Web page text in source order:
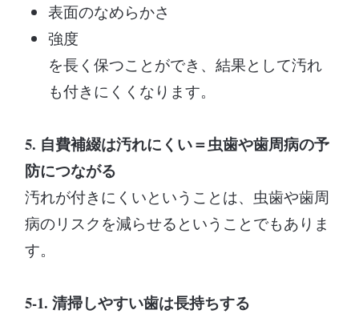
表面のなめらかさ
強度
を長く保つことができ、結果として汚れ
も付きにくくなります。
5. 自費補綴は汚れにくい＝虫歯や歯周病の予
防につながる
汚れが付きにくいということは、虫歯や歯周
病のリスクを減らせるということでもありま
す。
5-1. 清掃しやすい歯は長持ちする